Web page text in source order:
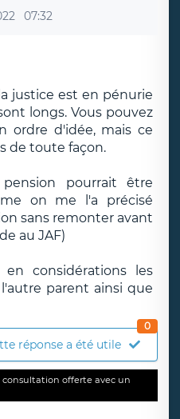
07:32
justice est en pénurie
longs. Vous pouvez
ordre d'idée, mais ce
de toute façon.
pourrait être
on me l'a précisé
sans remonter avant
au JAF)
considérations les
parent ainsi que
réponse a été utile
0
offerte avec un